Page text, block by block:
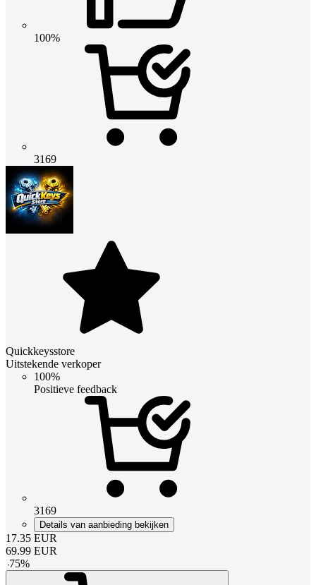
100%
3169
Quickkeysstore
Uitstekende verkoper
100%
Positieve feedback
3169
Details van aanbieding bekijken
17.35 EUR
69.99 EUR
-75%